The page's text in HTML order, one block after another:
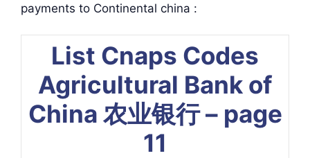
payments to Continental china :
List Cnaps Codes
Agricultural Bank of
China 农业银行 – page
11